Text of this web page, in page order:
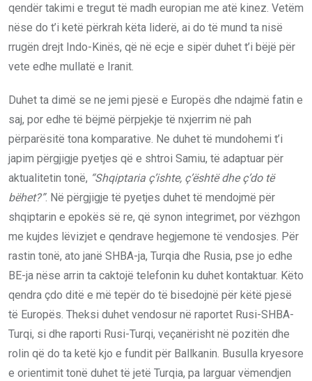
qendër takimi e tregut të madh europian me atë kinez. Vetëm
nëse do t’i ketë përkrah këta liderë, ai do të mund ta nisë
rrugën drejt Indo-Kinës, që në ecje e sipër duhet t’i bëjë për
vete edhe mullatë e Iranit.
Duhet ta dimë se ne jemi pjesë e Europës dhe ndajmë fatin e
saj, por edhe të bëjmë përpjekje të nxjerrim në pah
përparësitë tona komparative. Ne duhet të mundohemi t’i
japim përgjigje pyetjes që e shtroi Samiu, të adaptuar për
aktualitetin tonë, “Shqiptaria ç’ishte, ç’është dhe ç’do të
bëhet?”. Në përgjigje të pyetjes duhet të mendojmë për
shqiptarin e epokës së re, që synon integrimet, por vëzhgon
me kujdes lëvizjet e qendrave hegjemone të vendosjes. Për
rastin tonë, ato janë SHBA-ja, Turqia dhe Rusia, pse jo edhe
BE-ja nëse arrin ta caktojë telefonin ku duhet kontaktuar. Këto
qendra çdo ditë e më tepër do të bisedojnë për këtë pjesë
të Europës. Theksi duhet vendosur në raportet Rusi-SHBA-
Turqi, si dhe raporti Rusi-Turqi, veçanërisht në pozitën dhe
rolin që do ta ketë kjo e fundit për Ballkanin. Busulla kryesore
e orientimit tonë duhet të jetë Turqia, pa larguar vëmendjen